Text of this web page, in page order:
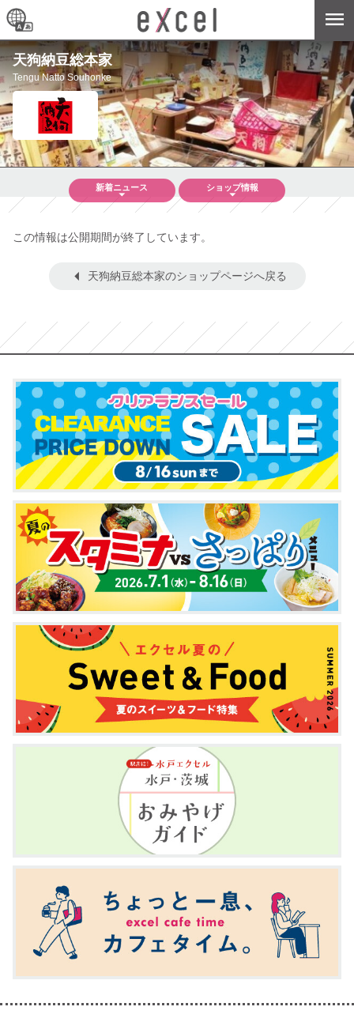
天狗納豆総本家
Tengu Natto Souhonke
新着ニュース ショップ情報
この情報は公開期間が終了しています。
天狗納豆総本家のショップページへ戻る